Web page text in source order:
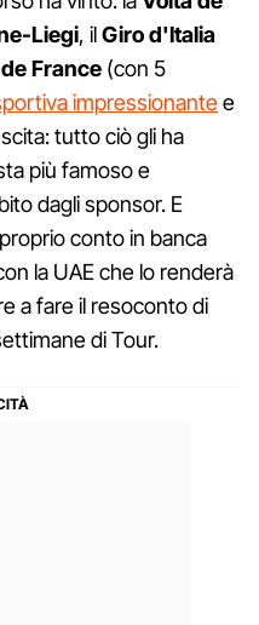
Liegi, ilGiro d'Italia
France (con 5
impressionantee
tutto ciò gli ha
più famoso e
dagli sponsor. E
conto in banca
la UAE che lo renderà
a fare il resoconto di
di Tour.